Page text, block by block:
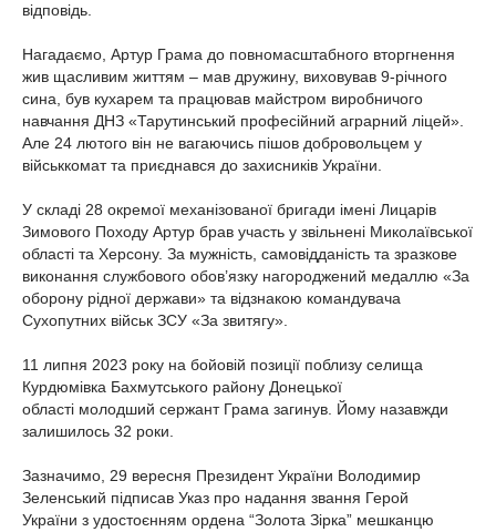
відповідь.
Нагадаємо, Артур Грама до повномасштабного вторгнення
жив щасливим життям – мав дружину, виховував 9-річного
сина, був кухарем та працював майстром виробничого
навчання ДНЗ «Тарутинський професійний аграрний ліцей».
Але 24 лютого він не вагаючись пішов добровольцем у
військкомат та приєднався до захисників України.
У складі 28 окремої механізованої бригади імені Лицарів
Зимового Походу Артур брав участь у звільнені Миколаївської
області та Херсону. За мужність, самовідданість та зразкове
виконання службового обов’язку нагороджений медаллю «За
оборону рідної держави» та відзнакою командувача
Сухопутних військ ЗСУ «За звитягу».
11 липня 2023 року на бойовій позиції поблизу селища
Курдюмівка Бахмутського району Донецької
області молодший сержант Грама загинув. Йому назавжди
залишилось 32 роки.
Зазначимо, 29 вересня Президент України Володимир
Зеленський підписав Указ про надання звання Герой
України з удостоєнням ордена “Золота Зірка” мешканцю